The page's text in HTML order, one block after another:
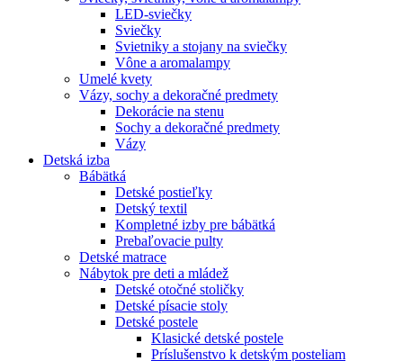
LED-sviečky
Sviečky
Svietniky a stojany na sviečky
Vône a aromalampy
Umelé kvety
Vázy, sochy a dekoračné predmety
Dekorácie na stenu
Sochy a dekoračné predmety
Vázy
Detská izba
Bábätká
Detské postieľky
Detský textil
Kompletné izby pre bábätká
Prebaľovacie pulty
Detské matrace
Nábytok pre deti a mládež
Detské otočné stoličky
Detské písacie stoly
Detské postele
Klasické detské postele
Príslušenstvo k detským posteliam